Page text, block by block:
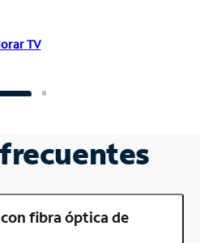
TV
fibra óptica de